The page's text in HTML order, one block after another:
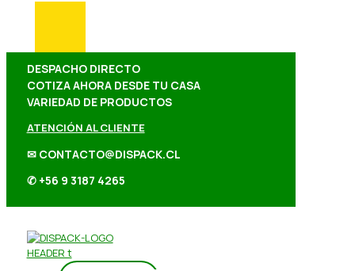
DESPACHO DIRECTO
COTIZA AHORA DESDE TU CASA
VARIEDAD DE PRODUCTOS
ATENCIÓN AL CLIENTE
✉ CONTACTO@DISPACK.CL
✆ +56 9 3187 4265